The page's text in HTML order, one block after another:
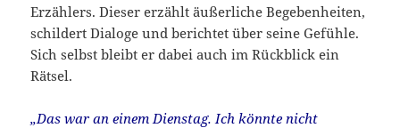
Erzählers. Dieser erzählt äußerliche Begebenheiten,
schildert Dialoge und berichtet über seine Gefühle.
Sich selbst bleibt er dabei auch im Rückblick ein
Rätsel.
„Das war an einem Dienstag. Ich könnte nicht